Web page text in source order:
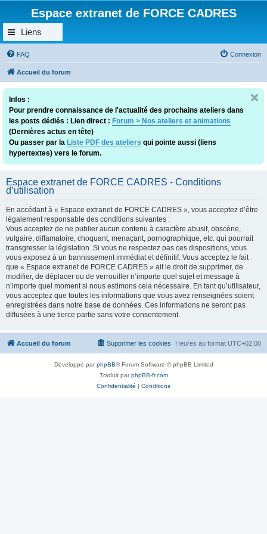
Espace extranet de FORCE CADRES
Liens
FAQ Connexion
Accueil du forum
Infos :
Pour prendre connaissance de l'actualité des prochains ateliers dans
les posts dédiés : Lien direct : Forum > Nos ateliers et animations
(Dernières actus en tête)
Ou passer par la Liste PDF des ateliers qui pointe aussi (liens
hypertextes) vers le forum.
Espace extranet de FORCE CADRES - Conditions
d’utilisation
En accédant à « Espace extranet de FORCE CADRES », vous acceptez d’être
légalement responsable des conditions suivantes :
Vous acceptez de ne publier aucun contenu à caractère abusif, obscène,
vulgaire, diffamatoire, choquant, menaçant, pornographique, etc. qui pourrait
transgresser la législation. Si vous ne respectez pas ces dispositions, vous
vous exposez à un bannissement immédiat et définitif. Vous acceptez le fait
que « Espace extranet de FORCE CADRES » ait le droit de supprimer, de
modifier, de déplacer ou de verrouiller n’importe quel sujet et message à
n’importe quel moment si nous estimons cela nécessaire. En tant qu’utilisateur,
vous acceptez que toutes les informations que vous avez renseignées soient
enregistrées dans notre base de données. Ces informations ne seront pas
diffusées à une tierce partie sans votre consentement.
Accueil du forum Heures au format UTC+02:00
Supprimer les cookies
Développé parphpBB® Forum Software © phpBB Limited
Traduit parphpBB-fr.com
Confidentialité | Conditions